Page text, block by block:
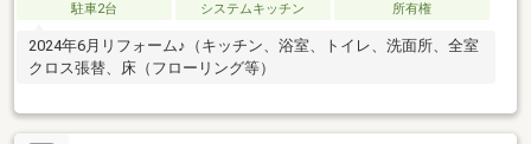
駐車2台
システムキッチン 所有権
2024年6月リフォーム♪（キッチン、浴室、トイレ、洗面所、全室
クロス張替、床（フローリング等）